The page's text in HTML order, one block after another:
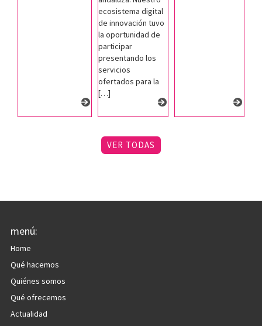
ecosistema digital
de innovación tuvo
la oportunidad de
participar
presentando los
servicios
ofertados para la
[…]
VER TODAS
menú:
Home
Qué hacemos
Quiénes somos
Qué ofrecemos
Actualidad